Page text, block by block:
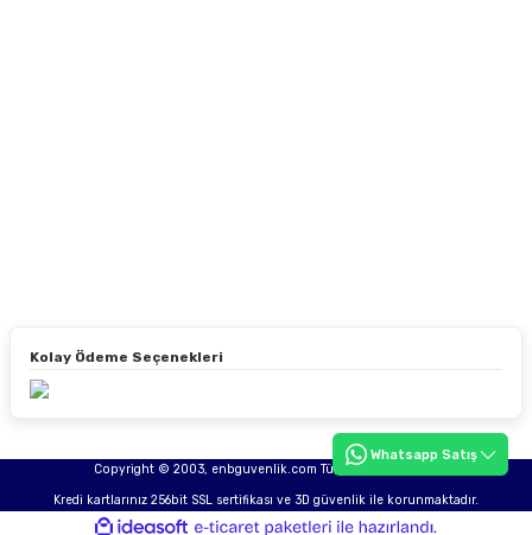
Kolay Ödeme Seçenekleri
Copyright © 2003, enbguvenlik.com Tüm hakları saklıdır.
Kredi kartlarınız 256bit SSL sertifikası ve 3D güvenlik ile korunmaktadır.
Whatsapp Satış
ideasoft e-